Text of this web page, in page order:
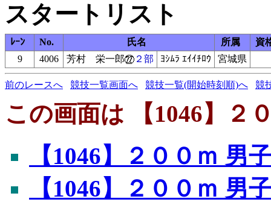
スタートリスト
ﾚｰﾝ No. 氏名 所属
資
9
4006 芳村 栄一郎 ２部 ﾖｼﾑﾗ ｴｲｲﾁﾛｳ 宮城県
前のレースへ 競技一覧画面へ 競技一覧(開始時刻順)へ 競
この画面は 【1046】
【1046】２００ｍ
【1046】２００ｍ